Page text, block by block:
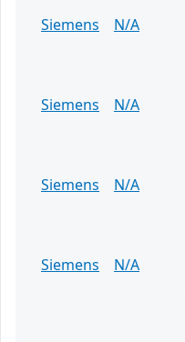
Siemens
N/A
Siemens
N/A
Siemens
N/A
Siemens
N/A